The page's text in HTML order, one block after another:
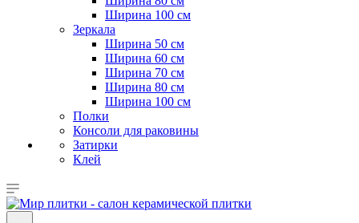
Ширина 100 см
Зеркала
Ширина 50 см
Ширина 60 см
Ширина 70 см
Ширина 80 см
Ширина 100 см
Полки
Консоли для раковины
Затирки
Клей